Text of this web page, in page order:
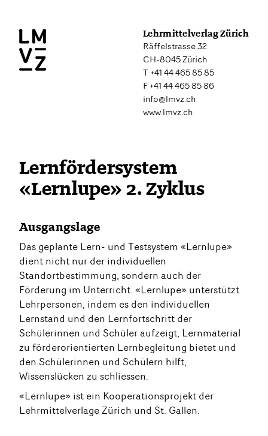
Lehrmittelverlag Zürich
Räffelstrasse 32
CH-8045 Zürich
T +41 44 465 85 85
F +41 44 465 85 86
info@lmvz.ch
www.lmvz.ch
Lernfördersystem
«Lernlupe» 2. Zyklus
Ausgangslage
Das geplante Lern- und Testsystem «Lernlupe»
dient nicht nur der individuellen
Standortbestimmung, sondern auch der
Förderung im Unterricht. «Lernlupe» unterstützt
Lehrpersonen, indem es den individuellen
Lernstand und den Lernfortschritt der
Schülerinnen und Schüler aufzeigt, Lernmaterial
zu förderorientierten Lernbegleitung bietet und
den Schülerinnen und Schülern hilft,
Wissenslücken zu schliessen.
«Lernlupe» ist ein Kooperationsprojekt der
Lehrmittelverlage Zürich und St. Gallen.